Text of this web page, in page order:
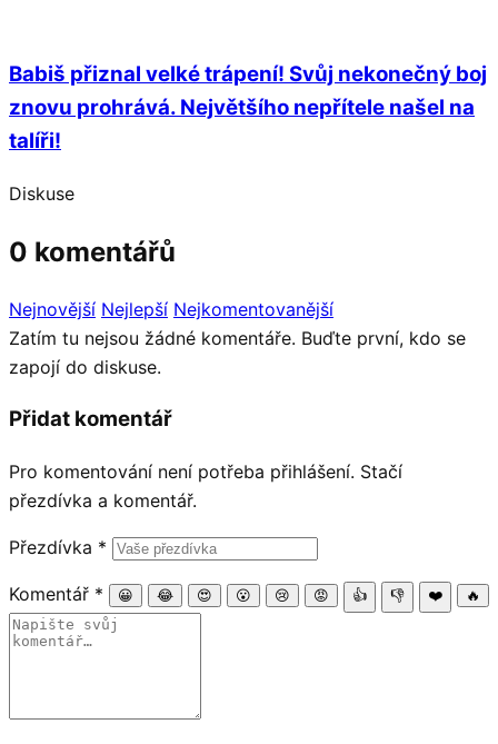
Babiš přiznal velké trápení! Svůj nekonečný boj
znovu prohrává. Největšího nepřítele našel na
talíři!
Diskuse
0 komentářů
Nejnovější Nejlepší Nejkomentovanější
Zatím tu nejsou žádné komentáře. Buďte první, kdo se
zapojí do diskuse.
Přidat komentář
Pro komentování není potřeba přihlášení. Stačí
přezdívka a komentář.
Přezdívka *
Komentář * 😀 😂 😍 😮 😢 😡 👍 👎 ❤️ 🔥